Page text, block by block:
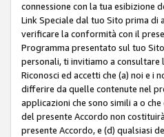
connessione con la tua esibizione
Link Speciale dal tuo Sito prima di
verificare la conformità con il
Programma presentato sul tuo
personali, ti invitiamo a
Riconosci ed accetti che (a) noi e
differire da quelle contenute nel
applicazioni che sono simili a o
del presente Accordo non
presente Accordo, e (d) qualsiasi